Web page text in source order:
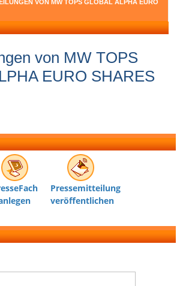
VON MW TOPS GLOBAL ALPHA EURO
von MW TOPS
EURO SHARES
Pressemitteilung
veröffentlichen